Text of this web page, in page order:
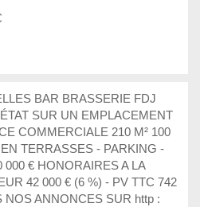
BAR BRASSERIE FDJ
SUR UN EMPLACEMENT
COMMERCIALE 210 M² 100
TERRASSES - PARKING -
€ HONORAIRES A LA
42 000 € (6 %) - PV TTC 742
NOS ANNONCES SUR http :